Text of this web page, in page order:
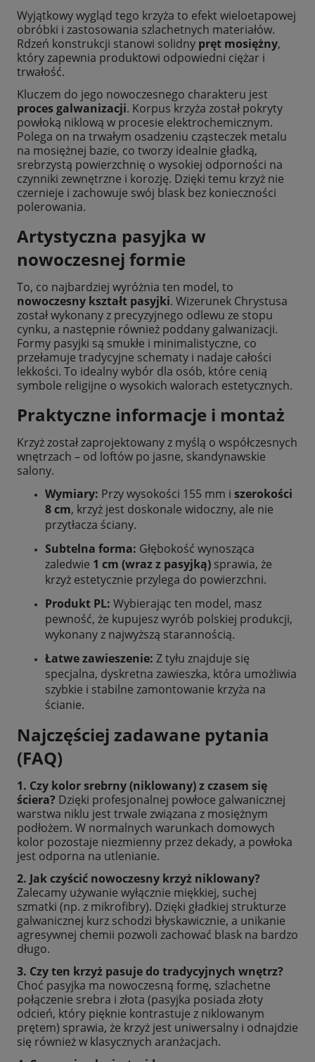
Wyjątkowy wygląd tego krzyża to efekt wieloetapowej
obróbki i zastosowania szlachetnych materiałów.
Rdzeń konstrukcji stanowi solidny pręt mosiężny,
który zapewnia produktowi odpowiedni ciężar i
trwałość.
Kluczem do jego nowoczesnego charakteru jest
proces galwanizacji. Korpus krzyża został pokryty
powłoką niklową w procesie elektrochemicznym.
Polega on na trwałym osadzeniu cząsteczek metalu
na mosiężnej bazie, co tworzy idealnie gładką,
srebrzystą powierzchnię o wysokiej odporności na
czynniki zewnętrzne i korozję. Dzięki temu krzyż nie
czernieje i zachowuje swój blask bez konieczności
polerowania.
Artystyczna pasyjka w
nowoczesnej formie
To, co najbardziej wyróżnia ten model, to
nowoczesny kształt pasyjki. Wizerunek Chrystusa
został wykonany z precyzyjnego odlewu ze stopu
cynku, a następnie również poddany galwanizacji.
Formy pasyjki są smukłe i minimalistyczne, co
przełamuje tradycyjne schematy i nadaje całości
lekkości. To idealny wybór dla osób, które cenią
symbole religijne o wysokich walorach estetycznych.
Praktyczne informacje i montaż
Krzyż został zaprojektowany z myślą o współczesnych
wnętrzach – od loftów po jasne, skandynawskie
salony.
Wymiary: Przy wysokości 155 mm i szerokości
8 cm, krzyż jest doskonale widoczny, ale nie
przytłacza ściany.
Subtelna forma: Głębokość wynosząca
zaledwie 1 cm (wraz z pasyjką) sprawia, że
krzyż estetycznie przylega do powierzchni.
Produkt PL: Wybierając ten model, masz
pewność, że kupujesz wyrób polskiej produkcji,
wykonany z najwyższą starannością.
Łatwe zawieszenie: Z tyłu znajduje się
specjalna, dyskretna zawieszka, która umożliwia
szybkie i stabilne zamontowanie krzyża na
ścianie.
Najczęściej zadawane pytania
(FAQ)
1. Czy kolor srebrny (niklowany) z czasem się
ściera? Dzięki profesjonalnej powłoce galwanicznej
warstwa niklu jest trwale związana z mosiężnym
podłożem. W normalnych warunkach domowych
kolor pozostaje niezmienny przez dekady, a powłoka
jest odporna na utlenianie.
2. Jak czyścić nowoczesny krzyż niklowany?
Zalecamy używanie wyłącznie miękkiej, suchej
szmatki (np. z mikrofibry). Dzięki gładkiej strukturze
galwanicznej kurz schodzi błyskawicznie, a unikanie
agresywnej chemii pozwoli zachować blask na bardzo
długo.
3. Czy ten krzyż pasuje do tradycyjnych wnętrz?
Choć pasyjka ma nowoczesną formę, szlachetne
połączenie srebra i złota (pasyjka posiada złoty
odcień, który pięknie kontrastuje z niklowanym
prętem) sprawia, że krzyż jest uniwersalny i odnajdzie
się również w klasycznych aranżacjach.